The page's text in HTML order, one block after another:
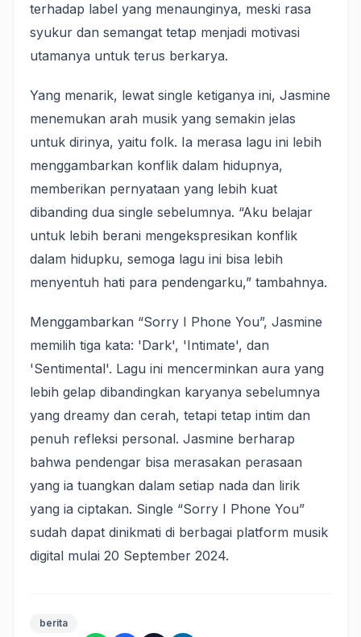
terhadap label yang menaunginya, meski rasa
syukur dan semangat tetap menjadi motivasi
utamanya untuk terus berkarya.
Yang menarik, lewat single ketiganya ini, Jasmine
menemukan arah musik yang semakin jelas
untuk dirinya, yaitu folk. Ia merasa lagu ini lebih
menggambarkan konflik dalam hidupnya,
memberikan pernyataan yang lebih kuat
dibanding dua single sebelumnya. “Aku belajar
untuk lebih berani mengekspresikan konflik
dalam hidupku, semoga lagu ini bisa lebih
menyentuh hati para pendengarku,” tambahnya.
Menggambarkan “Sorry I Phone You”, Jasmine
memilih tiga kata: 'Dark', 'Intimate', dan
'Sentimental'. Lagu ini mencerminkan aura yang
lebih gelap dibandingkan karyanya sebelumnya
yang dreamy dan cerah, tetapi tetap intim dan
penuh refleksi personal. Jasmine berharap
bahwa pendengar bisa merasakan perasaan
yang ia tuangkan dalam setiap nada dan lirik
yang ia ciptakan. Single “Sorry I Phone You”
sudah dapat dinikmati di berbagai platform musik
digital mulai 20 September 2024.
berita